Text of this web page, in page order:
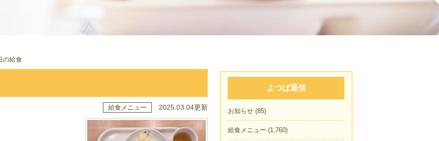
の給食
給食メニュー 2025.03.04更新
よつば通信
お知らせ (85)
給食メニュー (1,760)